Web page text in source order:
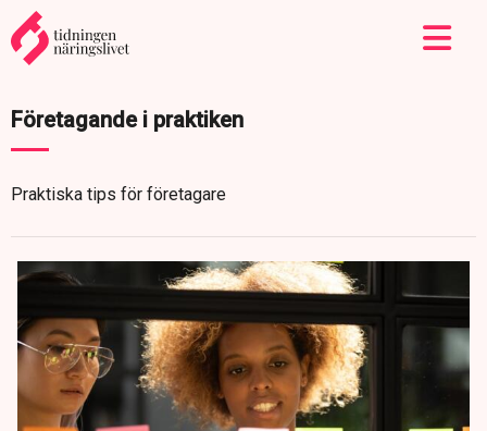
Företagande i praktiken
Praktiska tips för företagare